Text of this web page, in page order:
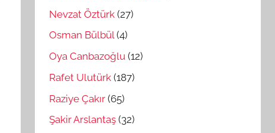
Nevzat Öztürk (27)
Osman Bülbül(4)
Oya Canbazoğlu (12)
Rafet Ulutürk (187)
Raziye Çakır (65)
Şakir Arslantaş (32)